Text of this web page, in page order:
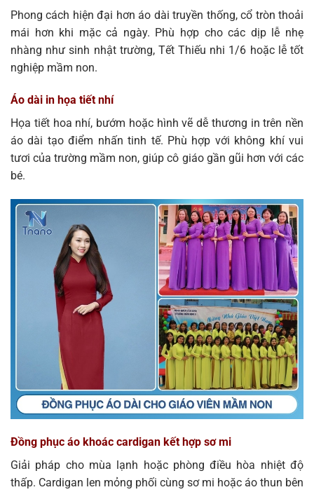
Phong cách hiện đại hơn áo dài truyền thống, cổ tròn thoải
mái hơn khi mặc cả ngày. Phù hợp cho các dịp lễ nhẹ
nhàng như sinh nhật trường, Tết Thiếu nhi 1/6 hoặc lễ tốt
nghiệp mầm non.
Áo dài in họa tiết nhí
Họa tiết hoa nhí, bướm hoặc hình vẽ dễ thương in trên nền
áo dài tạo điểm nhấn tinh tế. Phù hợp với không khí vui
tươi của trường mầm non, giúp cô giáo gần gũi hơn với các
bé.
Đồng phục áo khoác cardigan kết hợp sơ mi
Giải pháp cho mùa lạnh hoặc phòng điều hòa nhiệt độ
thấp. Cardigan len mỏng phối cùng sơ mi hoặc áo thun bên